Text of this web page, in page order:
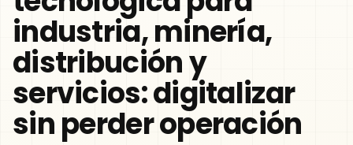
industria, minería,
distribución y
servicios: digitalizar
sin perder operación